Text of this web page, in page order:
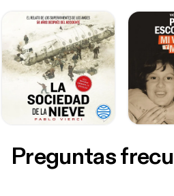
Preguntas